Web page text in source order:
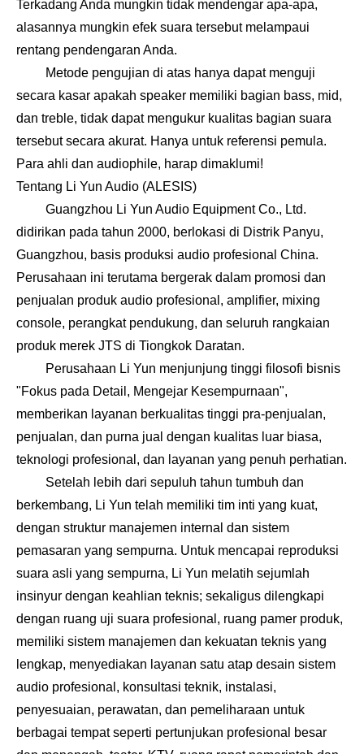
Terkadang Anda mungkin tidak mendengar apa-apa,
alasannya mungkin efek suara tersebut melampaui
rentang pendengaran Anda.
Metode pengujian di atas hanya dapat menguji
secara kasar apakah speaker memiliki bagian bass, mid,
dan treble, tidak dapat mengukur kualitas bagian suara
tersebut secara akurat. Hanya untuk referensi pemula.
Para ahli dan audiophile, harap dimaklumi!
Tentang Li Yun Audio (ALESIS)
Guangzhou Li Yun Audio Equipment Co., Ltd.
didirikan pada tahun 2000, berlokasi di Distrik Panyu,
Guangzhou, basis produksi audio profesional China.
Perusahaan ini terutama bergerak dalam promosi dan
penjualan produk audio profesional, amplifier, mixing
console, perangkat pendukung, dan seluruh rangkaian
produk merek JTS di Tiongkok Daratan.
Perusahaan Li Yun menjunjung tinggi filosofi bisnis
"Fokus pada Detail, Mengejar Kesempurnaan",
memberikan layanan berkualitas tinggi pra-penjualan,
penjualan, dan purna jual dengan kualitas luar biasa,
teknologi profesional, dan layanan yang penuh perhatian.
Setelah lebih dari sepuluh tahun tumbuh dan
berkembang, Li Yun telah memiliki tim inti yang kuat,
dengan struktur manajemen internal dan sistem
pemasaran yang sempurna. Untuk mencapai reproduksi
suara asli yang sempurna, Li Yun melatih sejumlah
insinyur dengan keahlian teknis; sekaligus dilengkapi
dengan ruang uji suara profesional, ruang pamer produk,
memiliki sistem manajemen dan kekuatan teknis yang
lengkap, menyediakan layanan satu atap desain sistem
audio profesional, konsultasi teknik, instalasi,
penyesuaian, perawatan, dan pemeliharaan untuk
berbagai tempat seperti pertunjukan profesional besar